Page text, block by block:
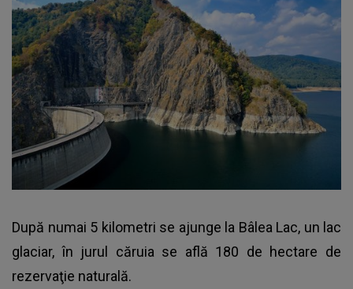
După numai 5 kilometri se ajunge la Bâlea Lac, un lac
glaciar, în jurul căruia se află 180 de hectare de
rezervaţie naturală.